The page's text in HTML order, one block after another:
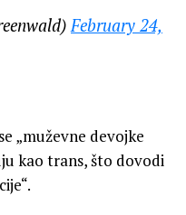
February 24,
„muževne devojke
kao trans, što dovodi